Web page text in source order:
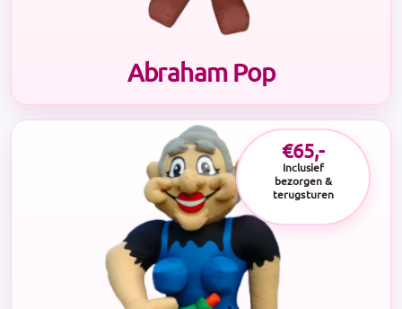
Abraham Pop
€65,-
Inclusief
bezorgen &
terugsturen